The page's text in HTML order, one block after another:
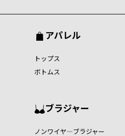
アパレル
トップス
ボトムス
ブラジャー
ノンワイヤ―ブラジャー